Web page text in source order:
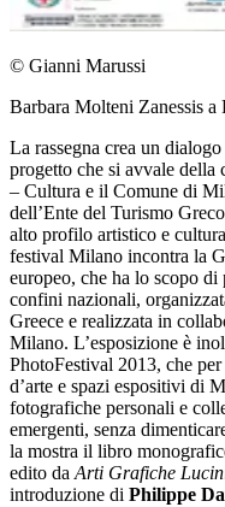
© Gianni Marussi
Barbara Molteni Zanessis a
La rassegna crea un
progetto che si avvale
– Cultura e il Comune di
dell’Ente del Turismo
alto profilo artistico e
festival Milano incontra la
europeo, che ha lo scopo
confini nazionali,
Greece e realizzata in
Milano. L’esposizione è
PhotoFestival 2013, che
d’arte e spazi espositivi di
fotografiche personali e
emergenti, senza
la mostra il libro
edito da Arti Grafiche
introduzione di Philippe